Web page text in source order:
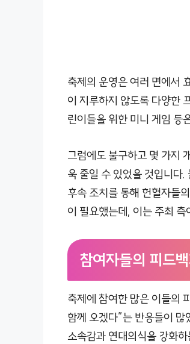
축제의 운영은 여러 면에서
이 지루하지 않도록 다양한
린이들을 위한 미니 게임 등
그럼에도 불구하고 몇 가지
욱 줄일 수 있었을 것입니다
후속 조치를 통해 헌혈자들
이 필요했는데, 이는 주최
참여자들의 피드
축제에 참여한 많은 이들의
함께 오겠다”는 반응들이
소속감과 연대의식을 강화